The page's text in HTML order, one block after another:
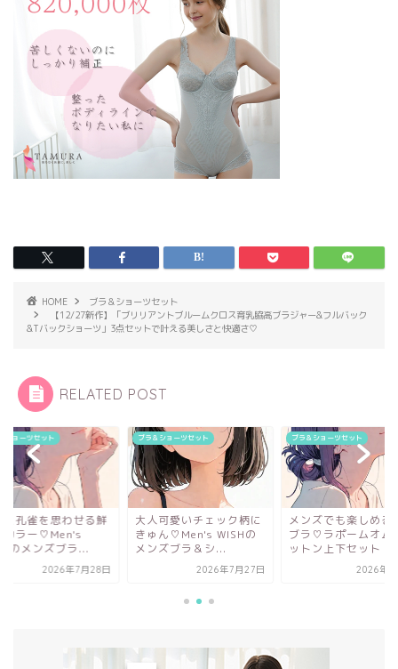
HOME
ブラ＆ショーツセット
【12/27新作】「ブリリアントブルームクロス育乳脇高ブラジャー&フルバック
&Tバックショーツ」3点セットで叶える美しさと快適さ♡
RELATED POST
ショーツセット
可愛いチェック柄に
ん♡Men's WISHの
ズブラ＆シ...
2026年7月27日
ブラ＆ショーツセット
メンズでも楽しめる三角
ブラ♡ラポームオムのコ
ットン上下セット
2026年8月3日
ブラ＆ショーツセット
太陽と孔雀を思わせ
やかカラー♡Men's
WISHのメンズブラ...
2026年7